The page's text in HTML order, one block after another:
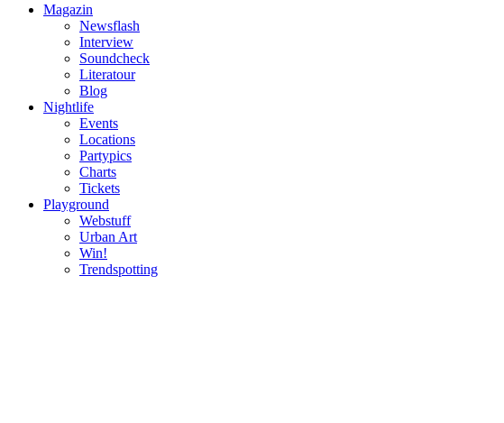
Magazin
Newsflash
Interview
Soundcheck
Literatour
Blog
Nightlife
Events
Locations
Partypics
Charts
Tickets
Playground
Webstuff
Urban Art
Win!
Trendspotting